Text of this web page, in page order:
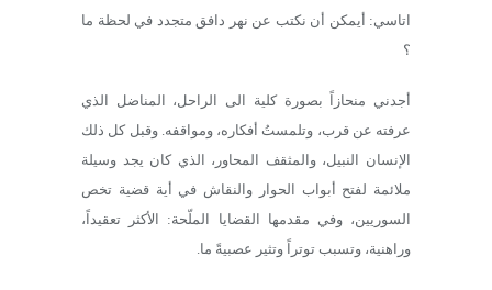
اتاسي: أيمكن أن نكتب عن نهر دافق متجدد في لحظة ما
؟
أجدني منحازاً بصورة كلية الى الراحل، المناضل الذي
عرفته عن قرب، وتلمستُ أفكاره، ومواقفه. وقبل كل ذلك
الإنسان النبيل، والمثقف المحاور، الذي كان يجد وسيلة
ملائمة لفتح أبواب الحوار والنقاش في أية قضية تخص
السوريين، وفي مقدمها القضايا الملّحة: الأكثر تعقيداً،
وراهنية، وتسبب توتراً وتثير عصبيةً ما.